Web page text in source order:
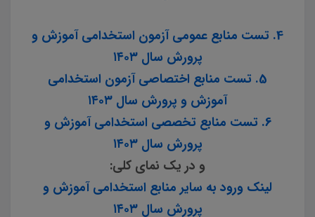
4. تست منابع عمومی آزمون استخدامی آموزش و
پرورش سال ۱۴۰۳
5. تست منابع اختصاصی آزمون استخدامی
آموزش و پرورش سال ۱۴۰۳
6. تست منابع تخصصی استخدامی آموزش و
پرورش سال ۱۴۰۳
و در یک نمای کلی:
لینک ورود به سایر منابع استخدامی آموزش و
پرورش سال ۱۴۰۳